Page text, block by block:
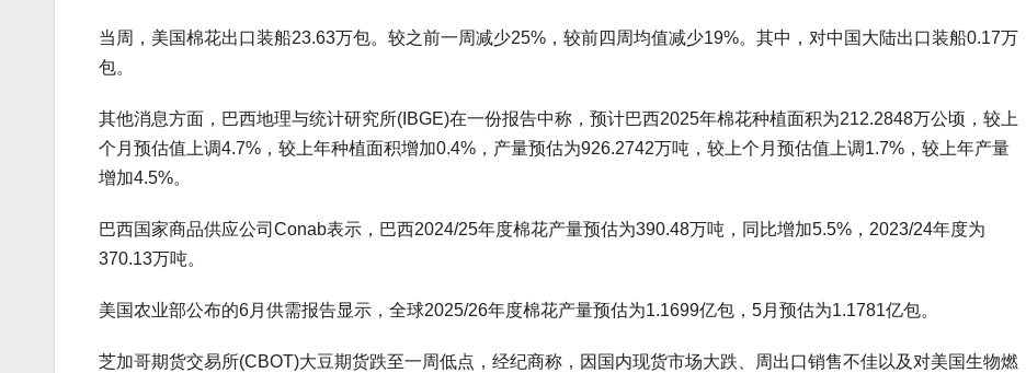
当周，美国棉花出口装船23.63万包。较之前一周减少25%，较前四周均值减少19%。其中，对中国大陆出口装船0.17万
包。
其他消息方面，巴西地理与统计研究所(IBGE)在一份报告中称，预计巴西2025年棉花种植面积为212.2848万公顷，较上
个月预估值上调4.7%，较上年种植面积增加0.4%，产量预估为926.2742万吨，较上个月预估值上调1.7%，较上年产量
增加4.5%。
巴西国家商品供应公司Conab表示，巴西2024/25年度棉花产量预估为390.48万吨，同比增加5.5%，2023/24年度为
370.13万吨。
美国农业部公布的6月供需报告显示，全球2025/26年度棉花产量预估为1.1699亿包，5月预估为1.1781亿包。
芝加哥期货交易所(CBOT)大豆期货跌至一周低点，经纪商称，因国内现货市场大跌、周出口销售不佳以及对美国生物燃